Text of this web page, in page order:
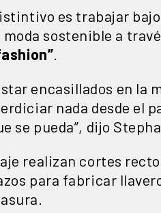
es trabajar
sostenible a
encasillados en la
nada desde el
se pueda”, dijo
realizan cortes
para fabricar